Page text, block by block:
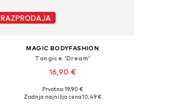
RAZPRODAJA
MAGIC BODYFASHION
Tangice 'Dream'
16,90 €
Razpoložljive velikosti: S, M, L, XL, XXL
Prvotno: 19,90 €
Zadnja najnižja cena10,49 €